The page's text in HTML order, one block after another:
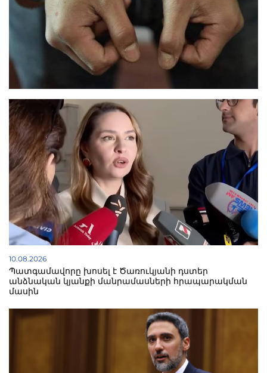
10.08.2026
Պատգամավորը խոսել է Ծառուկյանի դստեր
անձնական կյանքի մանրամասների հրապարակման
մասին